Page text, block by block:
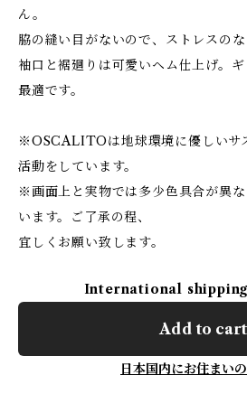
ん。
脇の縫い目がないので、ストレスのな
袖口と裾廻りは可愛いヘム仕上げ。
最適です。
※OSCALITOは地球環境に優しいサ
活動をしています。
※画面上と実物では多少色具合が異
います。ご了承の程、
宜しくお願い致します。
International
Add to cart
日本国内にお住まい